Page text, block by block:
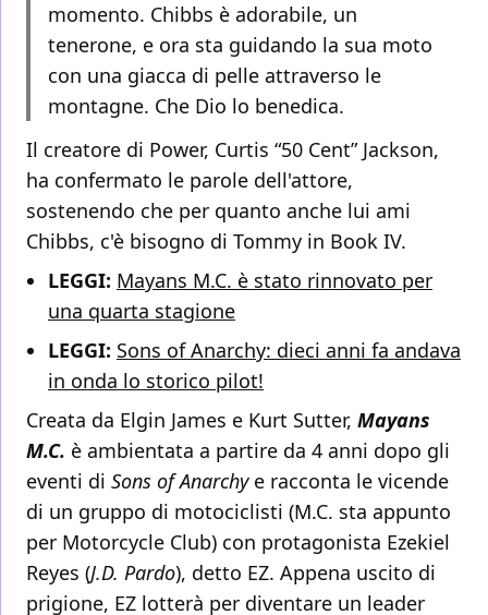
momento. Chibbs è adorabile, un
tenerone, e ora sta guidando la sua moto
con una giacca di pelle attraverso le
montagne. Che Dio lo benedica.
Il creatore di Power, Curtis “50 Cent” Jackson,
ha confermato le parole dell'attore,
sostenendo che per quanto anche lui ami
Chibbs, c'è bisogno di Tommy in Book IV.
LEGGI: Mayans M.C. è stato rinnovato per
una quarta stagione
LEGGI: Sons of Anarchy: dieci anni fa andava
in onda lo storico pilot!
Creata da Elgin James e Kurt Sutter, Mayans
M.C. è ambientata a partire da 4 anni dopo gli
eventi di Sons of Anarchye racconta le vicende
di un gruppo di motociclisti (M.C. sta appunto
per Motorcycle Club) con protagonista Ezekiel
Reyes (J.D. Pardo), detto EZ. Appena uscito di
prigione, EZ lotterà per diventare un leader